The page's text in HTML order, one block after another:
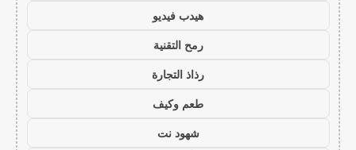
هيدب فيديو
رمح التقنية
رذاذ التجارة
طعم وكيف
شهود نت